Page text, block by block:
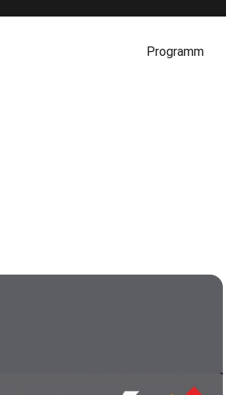
Programm